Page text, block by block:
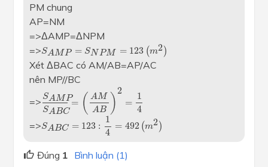
PM chung
AP=NM
=>ΔAMP=ΔNPM
=>SAMP = SNPM = 123 (m2)
Xét ΔBAC có AM/AB=AP/AC
nên MP//BC
=> SAMP
SABC
= ( AM
AB )
2
=
1
4
MP MA
=>SA BC = 123 :
1
4
= 492 (m2)
SABC= 123 :14=492 m2
Đúng 1 Bình luận (1)